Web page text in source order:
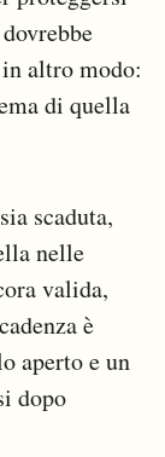
altro modo:
di quella
scaduta,
nelle
valida,
è
aperto e un
dopo